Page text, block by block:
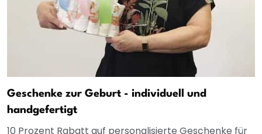
Geschenke zur Geburt - individuell und
handgefertigt
10 Prozent Rabatt auf personalisierte Geschenke für